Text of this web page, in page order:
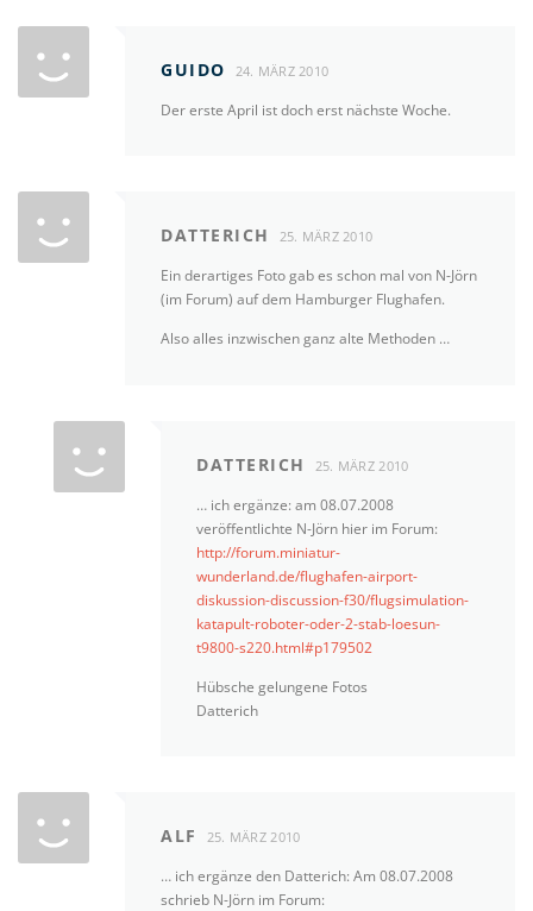
GUIDO 24. MÄRZ 2010
Der erste April ist doch erst nächste Woche.
DATTERICH 25. MÄRZ 2010
Ein derartiges Foto gab es schon mal von N-Jörn
(im Forum) auf dem Hamburger Flughafen.
Also alles inzwischen ganz alte Methoden …
DATTERICH 25. MÄRZ 2010
… ich ergänze: am 08.07.2008
veröffentlichte N-Jörn hier im Forum:
http://forum.miniatur-
wunderland.de/flughafen-airport-
diskussion-discussion-f30/flugsimulation-
katapult-roboter-oder-2-stab-loesun-
t9800-s220.html#p179502
Hübsche gelungene Fotos
Datterich
ALF 25. MÄRZ 2010
… ich ergänze den Datterich: Am 08.07.2008
schrieb N-Jörn im Forum: